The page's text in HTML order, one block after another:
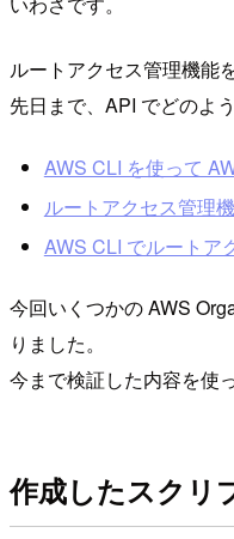
ルートアクセス管理機能
先日まで、API でどのよ
AWS CLI を使って
ルートアクセス管理
AWS CLI でルートア
今回いくつかの AWS
りました。
今まで検証した内容を使
作成したスクリ